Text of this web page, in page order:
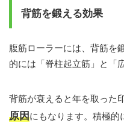
背筋を鍛える効果
腹筋ローラーには、背筋を
的には「脊柱起立筋」と「
背筋が衰えると年を取った
原因にもなります。積極的